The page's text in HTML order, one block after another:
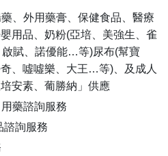
、外用藥膏、保健食品、醫療
用品、奶粉(亞培、美強生、雀
賦、諾優能…等)尿布(幫寶
、噓噓樂、大王…等)、及成人
安素、葡勝納」供應
藥諮詢服務
諮詢服務